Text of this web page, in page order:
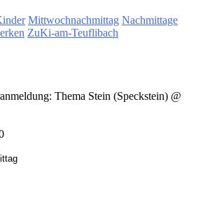
Mittwochnachmittag Nachmittage
ZuKi-am-Teuflibach
Thema Stein (Speckstein) @